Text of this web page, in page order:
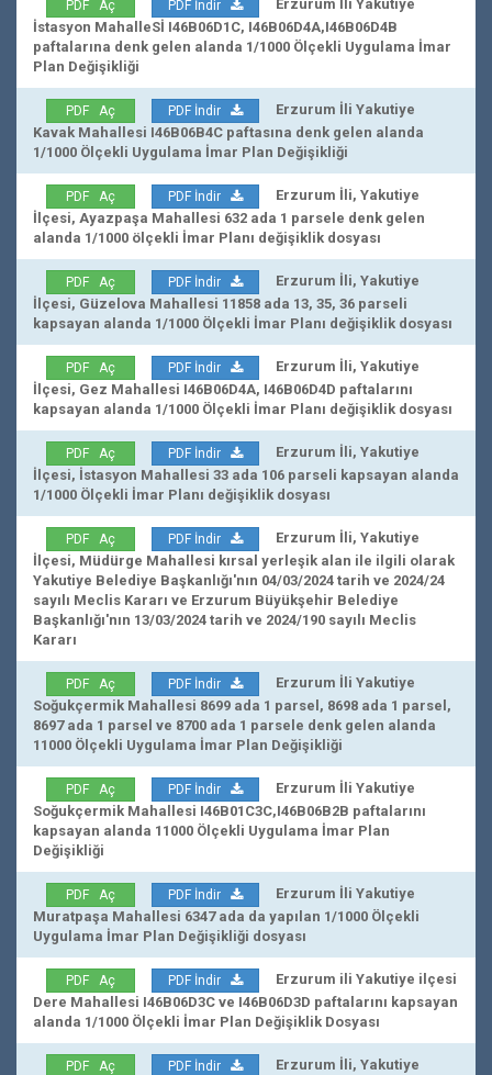
PDF Aç PDF İndir
Erzurum İli Yakutiye
İstasyon MahalleSİ I46B06D1C, I46B06D4A,I46B06D4B
paftalarına denk gelen alanda 1/1000 Ölçekli Uygulama İmar
Plan Değişikliği
PDF Aç PDF İndir
Erzurum İli Yakutiye
Kavak Mahallesi I46B06B4C paftasına denk gelen alanda
1/1000 Ölçekli Uygulama İmar Plan Değişikliği
PDF Aç PDF İndir
Erzurum İli, Yakutiye
İlçesi, Ayazpaşa Mahallesi 632 ada 1 parsele denk gelen
alanda 1/1000 ölçekli İmar Planı değişiklik dosyası
PDF Aç PDF İndir
Erzurum İli, Yakutiye
İlçesi, Güzelova Mahallesi 11858 ada 13, 35, 36 parseli
kapsayan alanda 1/1000 Ölçekli İmar Planı değişiklik dosyası
PDF Aç PDF İndir
Erzurum İli, Yakutiye
İlçesi, Gez Mahallesi I46B06D4A, I46B06D4D paftalarını
kapsayan alanda 1/1000 Ölçekli İmar Planı değişiklik dosyası
PDF Aç PDF İndir
Erzurum İli, Yakutiye
İlçesi, İstasyon Mahallesi 33 ada 106 parseli kapsayan alanda
1/1000 Ölçekli İmar Planı değişiklik dosyası
PDF Aç PDF İndir
Erzurum İli, Yakutiye
İlçesi, Müdürge Mahallesi kırsal yerleşik alan ile ilgili olarak
Yakutiye Belediye Başkanlığı'nın 04/03/2024 tarih ve 2024/24
sayılı Meclis Kararı ve Erzurum Büyükşehir Belediye
Başkanlığı'nın 13/03/2024 tarih ve 2024/190 sayılı Meclis
Kararı
PDF Aç PDF İndir
Erzurum İli Yakutiye
Soğukçermik Mahallesi 8699 ada 1 parsel, 8698 ada 1 parsel,
8697 ada 1 parsel ve 8700 ada 1 parsele denk gelen alanda
11000 Ölçekli Uygulama İmar Plan Değişikliği
PDF Aç PDF İndir
Erzurum İli Yakutiye
Soğukçermik Mahallesi I46B01C3C,I46B06B2B paftalarını
kapsayan alanda 11000 Ölçekli Uygulama İmar Plan
Değişikliği
PDF Aç PDF İndir
Erzurum İli Yakutiye
Muratpaşa Mahallesi 6347 ada da yapılan 1/1000 Ölçekli
Uygulama İmar Plan Değişikliği dosyası
PDF Aç PDF İndir
Erzurum ili Yakutiye ilçesi
Dere Mahallesi I46B06D3C ve I46B06D3D paftalarını kapsayan
alanda 1/1000 Ölçekli İmar Plan Değişiklik Dosyası
PDF Aç PDF İndir
Erzurum İli, Yakutiye